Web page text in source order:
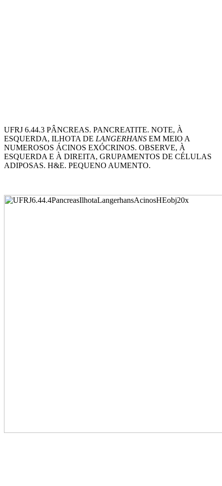
UFRJ 6.44.3 PÂNCREAS. PANCREATITE. NOTE, À
ESQUERDA, ILHOTA DE LANGERHANS EM MEIO A
NUMEROSOS ÁCINOS EXÓCRINOS. OBSERVE, À
ESQUERDA E À DIREITA, GRUPAMENTOS DE CÉLULAS
ADIPOSAS. H&E. PEQUENO AUMENTO.